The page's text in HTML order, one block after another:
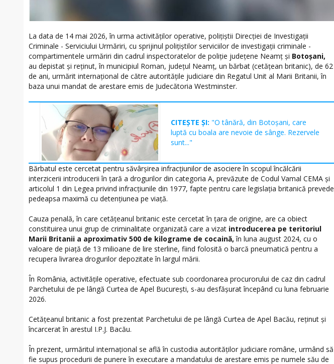
La data de 14 mai 2026, în urma activităților operative, polițiștii Direcției de Investigații
Criminale - Serviciului Urmăriri, cu sprijinul polițiștilor serviciilor de investigații criminale -
compartimentele urmăriri din cadrul inspectoratelor de poliție județene Neamț și Botoșani,
au depistat și reținut, în municipiul Roman, județul Neamț, un bărbat (cetățean britanic), de 62
de ani, urmărit internațional de către autoritățile judiciare din Regatul Unit al Marii Britanii, în
baza unui mandat de arestare emis de Judecătoria Westminster.
CITEȘTE ȘI: "O tânără, din Botoșani, care
luptă cu boala are nevoie de sânge. Rezervele
sunt..."
Bărbatul este cercetat pentru săvârșirea infracțiunilor de asociere în scopul încălcării
interzicerii introducerii în țară a drogurilor din categoria A, prevăzute de Codul Vamal CEMA și
articolul 1 din Legea privind infracțiunile din 1977, fapte pentru care legislația britanică prevede
pedeapsa maximă cu detențiunea pe viață.
Cauza penală, în care cetățeanul britanic este cercetat în țara de origine, are ca obiect
constituirea unui grup de criminalitate organizată care a vizat introducerea pe teritoriul
Marii Britanii a aproximativ 500 de kilograme de cocaină,în luna august 2024, cu o
valoare de piață de 13 milioane de lire sterline, fiind folosită o barcă pneumatică pentru a
recupera livrarea drogurilor depozitate în largul mării.
În România, activitățile operative, efectuate sub coordonarea procurorului de caz din cadrul
Parchetului de pe lângă Curtea de Apel București, s-au desfășurat începând cu luna februarie
2026.
Cetățeanul britanic a fost prezentat Parchetului de pe lângă Curtea de Apel Bacău, reținut și
încarcerat în arestul I.P.J. Bacău.
În prezent, urmăritul internațional se află în custodia autorităților judiciare române, urmând să
fie supus procedurii de punere în executare a mandatului de arestare emis pe numele său de